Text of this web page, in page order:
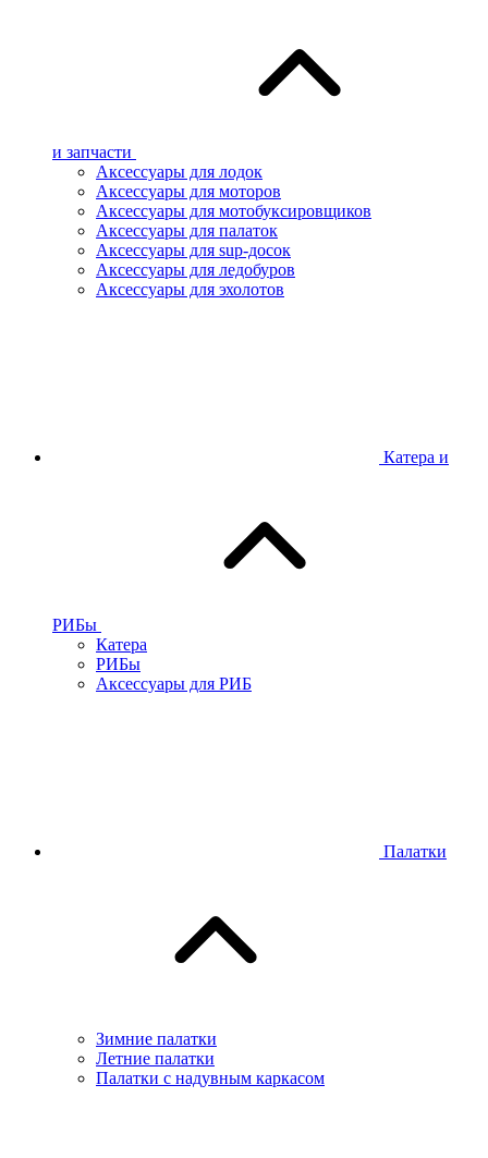
и запчасти
Аксессуары для лодок
Аксессуары для моторов
Аксессуары для мотобуксировщиков
Аксессуары для палаток
Аксессуары для sup-досок
Аксессуары для ледобуров
Аксессуары для эхолотов
Катера и
РИБы
Катера
РИБы
Аксессуары для РИБ
Палатки
Зимние палатки
Летние палатки
Палатки с надувным каркасом